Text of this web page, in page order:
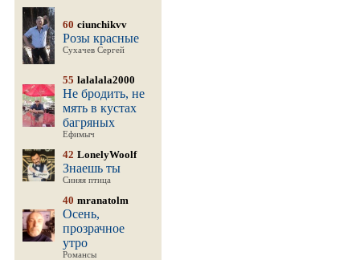
60 ciunchikvv
Розы красные
Сухачев Сергей
55 lalalala2000
Не бродить, не
мять в кустах
багряных
Ефимыч
42 LonelyWoolf
Знаешь ты
Синяя птица
40 mranatolm
Осень,
прозрачное
утро
Романсы